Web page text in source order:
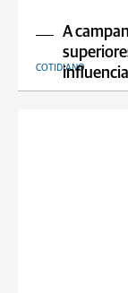
A
COTIDIANO